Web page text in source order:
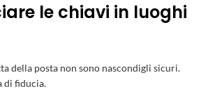
le chiavi in luoghi
della posta non sono nascondigli sicuri.
di fiducia.